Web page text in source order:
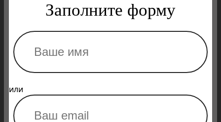
Заполните форму
или